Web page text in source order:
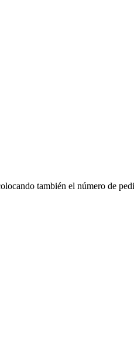
también el número de